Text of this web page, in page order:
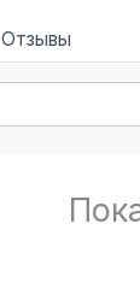
Отзывы